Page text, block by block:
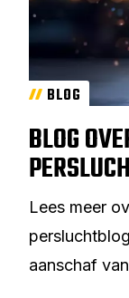
BLOG
BLOG
Lees meer
aanschaf